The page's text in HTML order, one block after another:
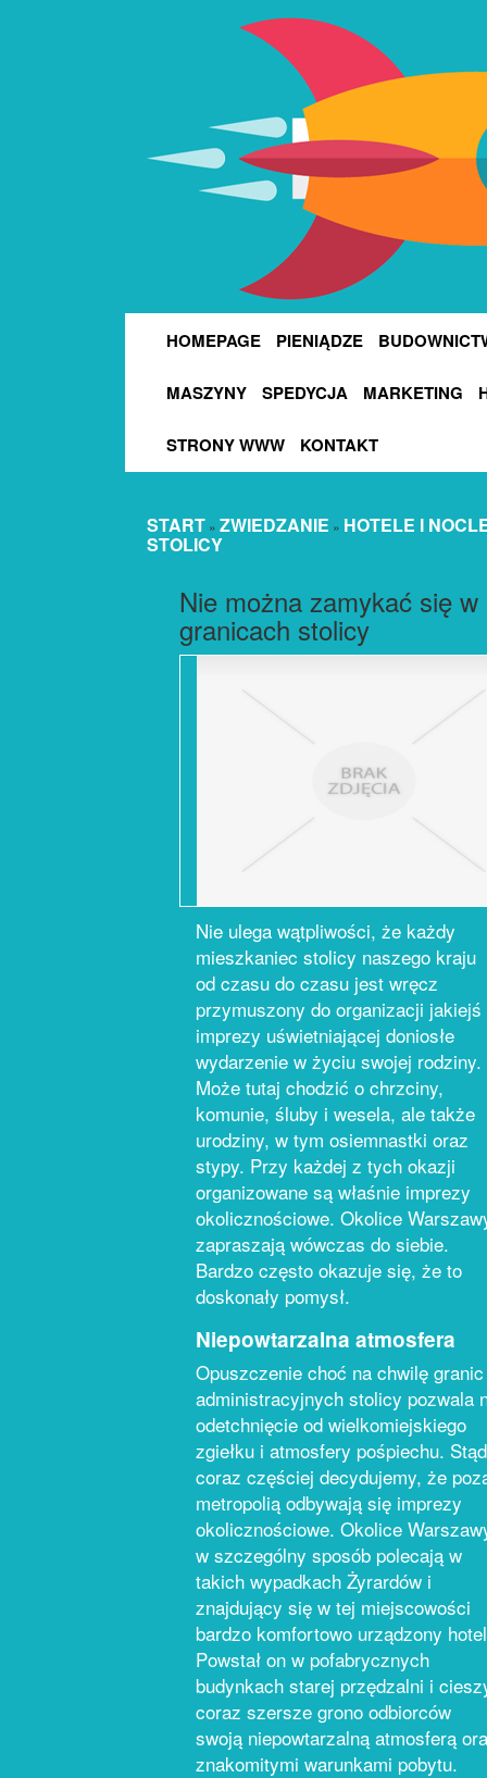
HOMEPAGE PIENIĄDZE
MASZYNY SPEDYCJA MARKETING
STRONY WWW KONTAKT
START » ZWIEDZANIE » HOTELE I
STOLICY
Nie można zamykać się w
granicach stolicy
Nie ulega wątpliwości, że każdy
mieszkaniec stolicy naszego kraju
od czasu do czasu jest wręcz
przymuszony do organizacji jakiejś
imprezy uświetniającej doniosłe
wydarzenie w życiu swojej rodziny.
Może tutaj chodzić o chrzciny,
komunie, śluby i wesela, ale także
urodziny, w tym osiemnastki oraz
stypy. Przy każdej z tych okazji
organizowane są właśnie imprezy
okolicznościowe. Okolice
zapraszają wówczas do siebie.
Bardzo często okazuje się, że to
doskonały pomysł.
Niepowtarzalna atmosfera
Opuszczenie choć na chwilę granic
administracyjnych stolicy pozwala
odetchnięcie od wielkomiejskiego
zgiełku i atmosfery pośpiechu. Stąd
coraz częściej decydujemy, że
metropolią odbywają się imprezy
okolicznościowe. Okolice
w szczególny sposób polecają w
takich wypadkach Żyrardów i
znajdujący się w tej miejscowości
bardzo komfortowo urządzony
Powstał on w pofabrycznych
budynkach starej przędzalni i
coraz szersze grono odbiorców
swoją niepowtarzalną atmosferą
znakomitymi warunkami pobytu.